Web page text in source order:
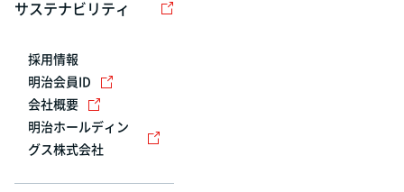
サステナビリティ
採用情報
明治会員ID
会社概要
明治ホールディン
グス株式会社